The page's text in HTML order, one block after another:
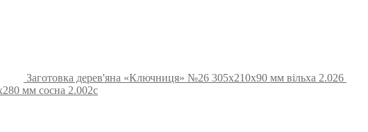
Заготовка дерев'яна «Ключниця» №26 305х210х90 мм вільха 2.026
мм сосна 2.002с